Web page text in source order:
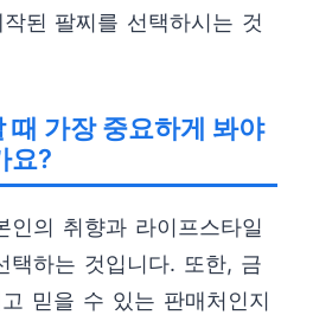
된 팔찌를 선택하시는 것
때 가장 중요하게 봐야
요?
인의 취향과 라이프스타일
택하는 것입니다. 또한, 금
믿을 수 있는 판매처인지